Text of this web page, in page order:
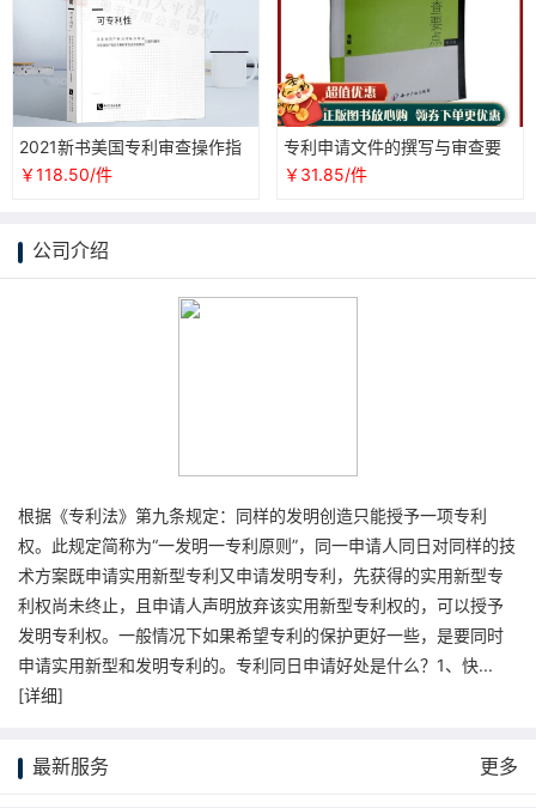
2021新书美国专利审查操作指
南-可专利性国家知识产权局国
际合作司专利法实体法条解读
￥118.50/件
专利申请文件的撰写与审查要
点正版现货直发
￥31.85/件
公司介绍
根据《专利法》第九条规定：同样的发明创造只能授予一项专利
权。此规定简称为“一发明一专利原则”，同一申请人同日对同样的技
术方案既申请实用新型专利又申请发明专利，先获得的实用新型专
利权尚未终止，且申请人声明放弃该实用新型专利权的，可以授予
发明专利权。一般情况下如果希望专利的保护更好一些，是要同时
申请实用新型和发明专利的。专利同日申请好处是什么？1、快...
[详细]
最新服务 更多